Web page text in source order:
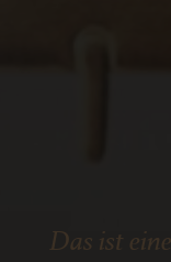
Das ist